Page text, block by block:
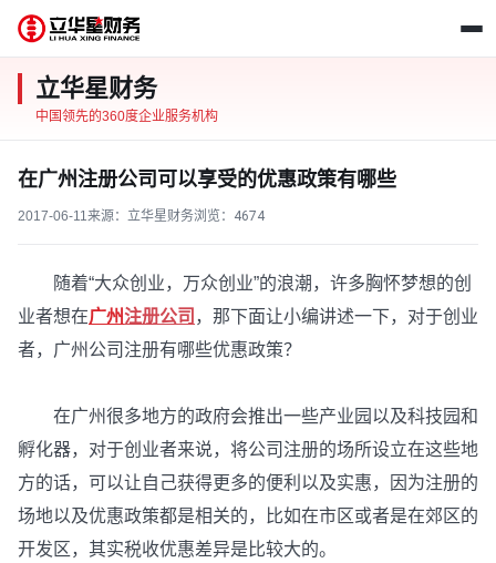
立华星财务
中国领先的360度企业服务机构
在广州注册公司可以享受的优惠政策有哪些
2017-06-11来源：立华星财务浏览： 4674
随着“大众创业，万众创业”的浪潮，许多胸怀梦想的创
业者想在广州注册公司 ，那下面让小编讲述一下，对于创业
者，广州公司注册有哪些优惠政策？
在广州很多地方的政府会推出一些产业园以及科技园和
孵化器，对于创业者来说，将公司注册的场所设立在这些地
方的话，可以让自己获得更多的便利以及实惠，因为注册的
场地以及优惠政策都是相关的，比如在市区或者是在郊区的
开发区，其实税收优惠差异是比较大的。